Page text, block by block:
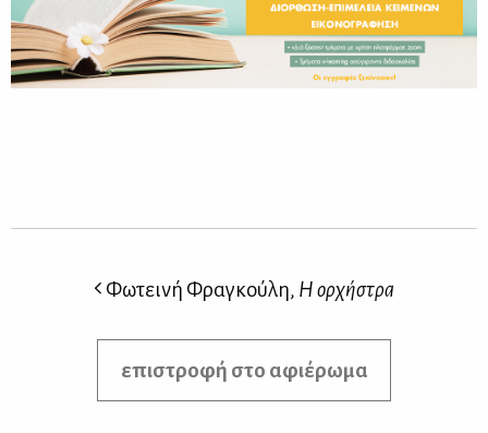
Φωτεινή Φραγκούλη, Η ορχήστρα
επιστροφή στο αφιέρωμα